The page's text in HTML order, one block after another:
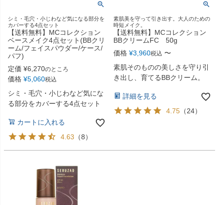
シミ・毛穴・小じわなど気になる部分を
カバーする4点セット
【送料無料】MCコレクション
ベースメイク4点セット(BBクリ
ーム/フェイスパウダー/ケース/
パフ)
定価 ¥6,270のところ
価格 ¥5,060税込
シミ・毛穴・小じわなど気にな
る部分をカバーする4点セット
カートに入れる
4.63 （8）
素肌美を守って引き出す。大人のための
時短メイク。
【送料無料】MCコレクション
BBクリームFC 50g
価格 ¥3,960税込 〜
素肌そのものの美しさを守り引
き出し、育てるBBクリーム。
詳細を見る
4.75 （24）